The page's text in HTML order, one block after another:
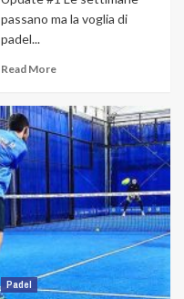
passano ma la voglia di
padel...
Read More
Padel